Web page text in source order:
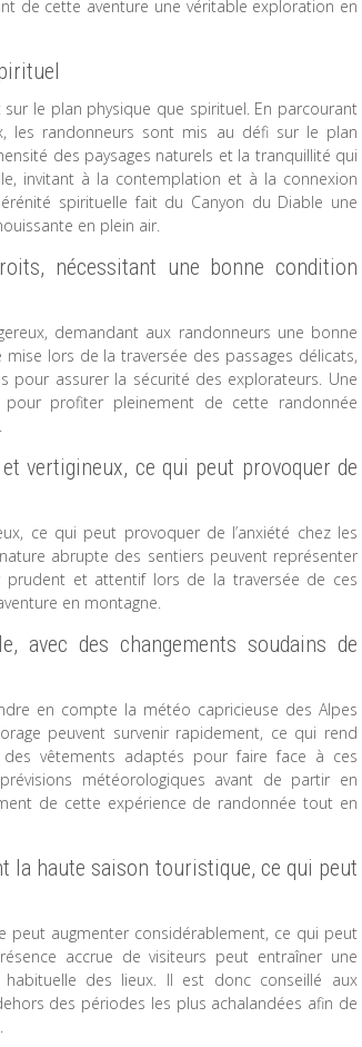
de cette aventure une véritable exploration en
le plan physique que spirituel. En parcourant
les randonneurs sont mis au défi sur le plan
des paysages naturels et la tranquillité qui
invitant à la contemplation et à la connexion
spirituelle fait du Canyon du Diable une
en plein air.
nécessitant une bonne condition
demandant aux randonneurs une bonne
lors de la traversée des passages délicats,
pour assurer la sécurité des explorateurs. Une
profiter pleinement de cette randonnée
vertigineux, ce qui peut provoquer de
ce qui peut provoquer de l’anxiété chez les
abrupte des sentiers peuvent représenter
et attentif lors de la traversée de ces
en montagne.
avec des changements soudains de
en compte la météo capricieuse des Alpes
peuvent survenir rapidement, ce qui rend
des vêtements adaptés pour faire face à ces
météorologiques avant de partir en
de cette expérience de randonnée tout en
la haute saison touristique, ce qui peut
peut augmenter considérablement, ce qui peut
accrue de visiteurs peut entraîner une
des lieux. Il est donc conseillé aux
des périodes les plus achalandées afin de